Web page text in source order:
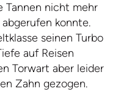
Tannen nicht mehr
konnte.
seinen Turbo
auf Reisen
Torwart aber leider
Zahn gezogen.